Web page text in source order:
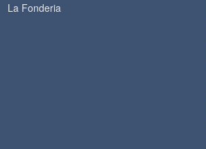
La Fonderia